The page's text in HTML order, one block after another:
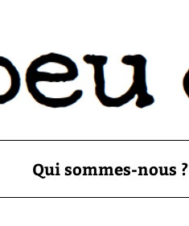
Qui sommes-nous ?